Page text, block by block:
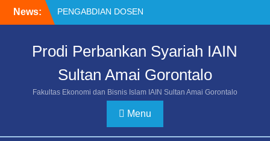
Skip
News:
PENGABDIAN DOSEN
PENELITIAN DOSEN
Kakanwil Sosialisasi
Prodi Perbankan Syariah IAIN
Sultan Amai Gorontalo
Fakultas Ekonomi dan Bisnis Islam IAIN Sultan Amai Gorontalo
Menu